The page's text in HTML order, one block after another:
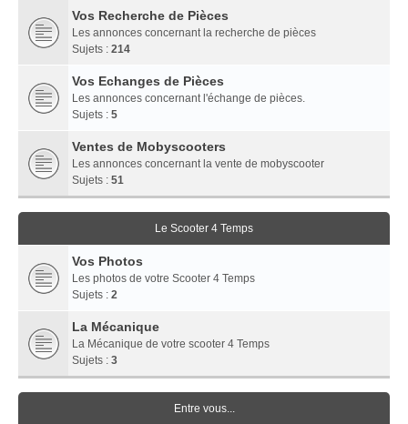
Vos Recherche de Pièces
Les annonces concernant la recherche de pièces
Sujets : 214
Vos Echanges de Pièces
Les annonces concernant l'échange de pièces.
Sujets : 5
Ventes de Mobyscooters
Les annonces concernant la vente de mobyscooter
Sujets : 51
Le Scooter 4 Temps
Vos Photos
Les photos de votre Scooter 4 Temps
Sujets : 2
La Mécanique
La Mécanique de votre scooter 4 Temps
Sujets : 3
Entre vous...